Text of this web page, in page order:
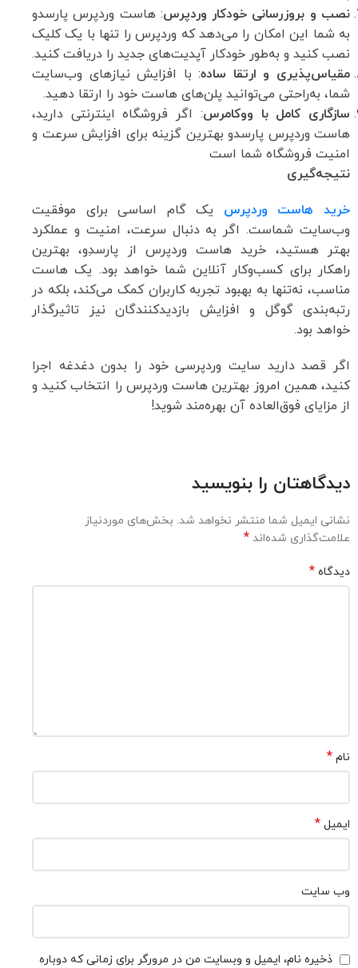
نصب و بروزرسانی خودکار وردپرس: هاست وردپرس پارسدو
به شما این امکان را می‌دهد که وردپرس را تنها با یک کلیک
نصب کنید و به‌طور خودکار آپدیت‌های جدید را دریافت کنید.
مقیاس‌پذیری و ارتقا ساده: با افزایش نیازهای وب‌سایت
شما، به‌راحتی می‌توانید پلن‌های هاست خود را ارتقا دهید.
سازگاری کامل با ووکامرس: اگر فروشگاه اینترنتی دارید،
هاست وردپرس پارسدو بهترین گزینه برای افزایش سرعت و
امنیت فروشگاه شما است
نتیجه‌گیری
خرید هاست وردپرس یک گام اساسی برای موفقیت
وب‌سایت شماست. اگر به دنبال سرعت، امنیت و عملکرد
بهتر هستید، خرید هاست وردپرس از پارسدِو، بهترین
راهکار برای کسب‌وکار آنلاین شما خواهد بود. یک هاست
مناسب، نه‌تنها به بهبود تجربه کاربران کمک می‌کند، بلکه در
رتبه‌بندی گوگل و افزایش بازدیدکنندگان نیز تاثیرگذار
خواهد بود.
اگر قصد دارید سایت وردپرسی خود را بدون دغدغه اجرا
کنید، همین امروز بهترین هاست وردپرس را انتخاب کنید و
از مزایای فوق‌العاده آن بهره‌مند شوید!
دیدگاهتان را بنویسید
نشانی ایمیل شما منتشر نخواهد شد. بخش‌های موردنیاز
علامت‌گذاری شده‌اند *
دیدگاه *
نام *
ایمیل *
وب‌ سایت
ذخیره نام، ایمیل و وبسایت من در مرورگر برای زمانی که دوباره